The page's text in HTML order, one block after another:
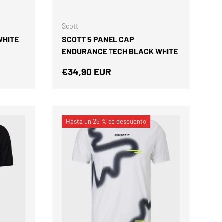
Scott
SCOTT 5 PANEL CAP
ENDURANCE TECH BLACK WHITE
Precio normal
€34,90 EUR
Hasta un 25 % de descuento
CÓDIGO